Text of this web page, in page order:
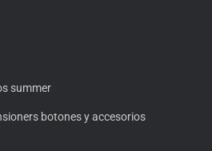
summer
botones y accesorios